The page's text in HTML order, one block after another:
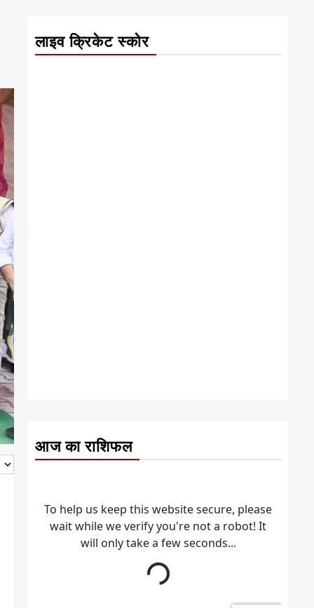
लाइव क्रिकेट स्कोर
आज का राशिफल